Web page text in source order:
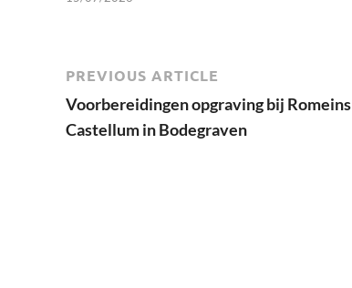
PREVIOUS ARTICLE
Voorbereidingen opgraving bij Romeins
Castellum in Bodegraven